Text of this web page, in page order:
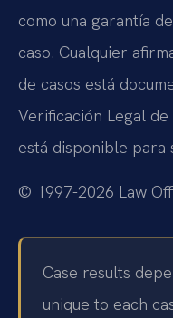
como una garantía
caso. Cualquier
de casos está
Verificación Legal de
está disponible para
© 1997-2026 Law
Case results
unique to each